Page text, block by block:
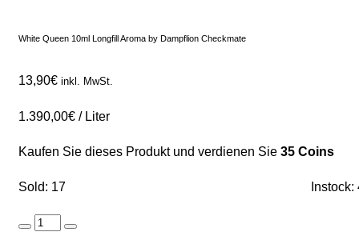
White Queen 10ml Longfill Aroma by Dampflion Checkmate
13,90€ inkl. MwSt.
1.390,00€ / Liter
Kaufen Sie dieses Produkt und verdienen Sie 35 Coins
Sold: 17 Instock: